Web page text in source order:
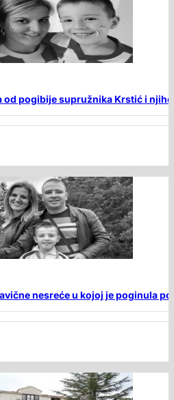
od pogibije supružnika Krstić i
nesreće u kojoj je poginula